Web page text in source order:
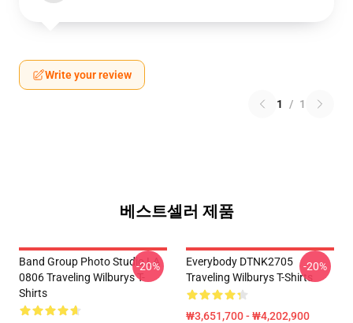
Write your review
1 / 1
베스트셀러 제품
Band Group Photo Studio LA
0806 Traveling Wilburys T-
Shirts
-20%
Everybody DTNK2705
Traveling Wilburys T-Shirts
₩3,651,700 - ₩4,202,900
-20%